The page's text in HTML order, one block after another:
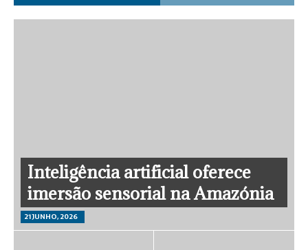
Inteligência artificial oferece
imersão sensorial na Amazónia
21 JUNHO, 2026